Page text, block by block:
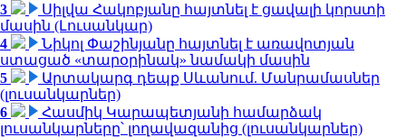
3
Սիլվա Հակոբյանը հայտնել է ցավալի կորստի
մասին (Լուսանկար)
4
Նիկոլ Փաշինյանը հայտնել է առավոտյան
ստացած «տարօրինակ» նամակի մասին
5
Արտակարգ դեպք Սևանում. Մանրամասներ
(լուսանկարներ)
6
Հասմիկ Կարապետյանի համարձակ
լուսանկարները՝ լողավազանից (լուսանկարներ)